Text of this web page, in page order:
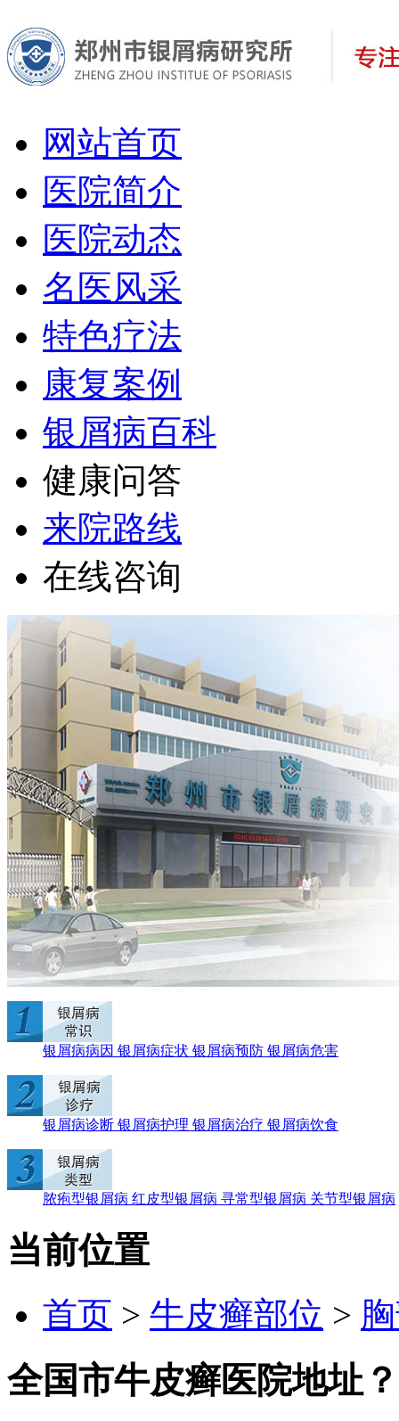
网站首页
医院简介
医院动态
名医风采
特色疗法
康复案例
银屑病百科
健康问答
来院路线
在线咨询
银屑病病因 银屑病症状 银屑病预防 银屑病危害
银屑病诊断 银屑病护理 银屑病治疗 银屑病饮食
脓疱型银屑病 红皮型银屑病 寻常型银屑病 关节型银屑病
当前位置
首页 > 牛皮癣部位 >
全国市牛皮癣医院地址